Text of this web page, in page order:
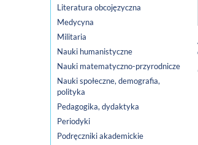
Literatura obcojęzyczna
Medycyna
Militaria
Nauki humanistyczne
Nauki matematyczno-przyrodnicze
Nauki społeczne, demografia,
polityka
Pedagogika, dydaktyka
Periodyki
Podręczniki akademickie